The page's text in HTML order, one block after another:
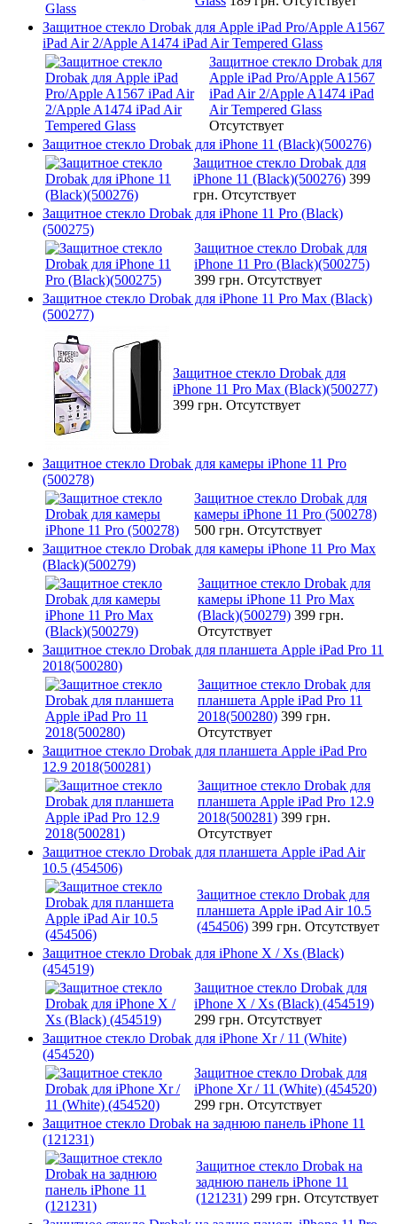
Защитное стекло Drobak для Apple iPad Pro/Apple A1567
iPad Air 2/Apple A1474 iPad Air Tempered Glass
Защитное стекло Drobak для
Apple iPad Pro/Apple A1567
iPad Air 2/Apple A1474 iPad
Air Tempered Glass
Отсутствует
Защитное стекло Drobak для iPhone 11 (Black)(500276)
Защитное стекло Drobak для
iPhone 11 (Black)(500276) 399
грн. Отсутствует
Защитное стекло Drobak для iPhone 11 Pro (Black)
(500275)
Защитное стекло Drobak для
iPhone 11 Pro (Black)(500275)
399 грн. Отсутствует
Защитное стекло Drobak для iPhone 11 Pro Max (Black)
(500277)
Защитное стекло Drobak для
iPhone 11 Pro Max (Black)(500277)
399 грн. Отсутствует
Защитное стекло Drobak для камеры iPhone 11 Pro
(500278)
Защитное стекло Drobak для
камеры iPhone 11 Pro (500278)
500 грн. Отсутствует
Защитное стекло Drobak для камеры iPhone 11 Pro Max
(Black)(500279)
Защитное стекло Drobak для
камеры iPhone 11 Pro Max
(Black)(500279) 399 грн.
Отсутствует
Защитное стекло Drobak для планшета Apple iPad Pro 11
2018(500280)
Защитное стекло Drobak для
планшета Apple iPad Pro 11
2018(500280) 399 грн.
Отсутствует
Защитное стекло Drobak для планшета Apple iPad Pro
12.9 2018(500281)
Защитное стекло Drobak для
планшета Apple iPad Pro 12.9
2018(500281) 399 грн.
Отсутствует
Защитное стекло Drobak для планшета Apple iPad Air
10.5 (454506)
Защитное стекло Drobak для
планшета Apple iPad Air 10.5
(454506) 399 грн. Отсутствует
Защитное стекло Drobak для iPhone X / Xs (Black)
(454519)
Защитное стекло Drobak для
iPhone X / Xs (Black) (454519)
299 грн. Отсутствует
Защитное стекло Drobak для iPhone Xr / 11 (White)
(454520)
Защитное стекло Drobak для
iPhone Xr / 11 (White) (454520)
299 грн. Отсутствует
Защитное стекло Drobak на заднюю панель iPhone 11
(121231)
Защитное стекло Drobak на
заднюю панель iPhone 11
(121231) 299 грн. Отсутствует